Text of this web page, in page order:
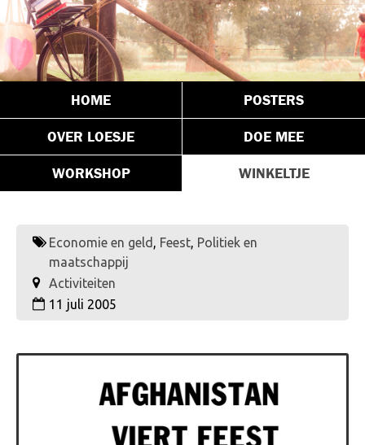
HOME POSTERS
OVER LOESJE DOE MEE
WORKSHOP WINKELTJE
Economie en geld , Feest, Politiek en
maatschappij
Activiteiten
11 juli 2005